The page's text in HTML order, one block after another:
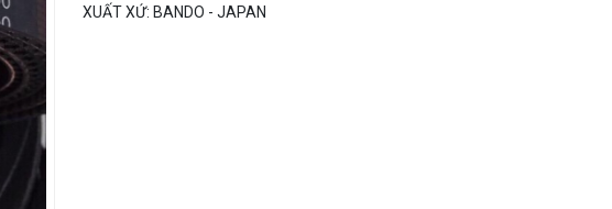
XUẤT XỨ: BANDO - JAPAN